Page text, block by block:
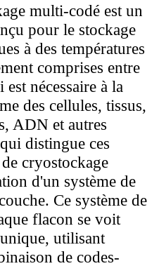
multi-codé est un
pour le stockage
à des températures
comprises entre
nécessaire à la
des cellules, tissus,
ADN et autres
distingue ces
cryostockage
d'un système de
Ce système de
flacon se voit
utilisant
de codes-